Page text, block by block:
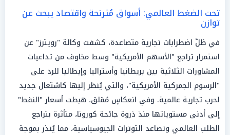
تحت الضغط العالمي: أسواق مُترنحة واقتصاد يبحث عن
توازن
في ظلّ اضطرابات تجارية متصاعدة، كشفت وكالة "رويترز" عن
استمرار تراجع "الأسهم الأمريكية" وسط مخاوف من تداعيات
المشاورات الثلاثية بين بريطانيا وأستراليا وإيطاليا للرد على
"الرسوم الجمركية الأمريكية"، والتي يُنظر إليها كاشتعال جديد
لحرب تجارية عالمية. وفي انعكاسٍ مُقلق، هبطت أسعار "النفط"
إلى أدنى مستوياتها منذ ذروة جائحة كورونا، متأثرة بتراجع
الطلب العالمي وتصاعد التوترات الجيوسياسية، مما يُنذر بموجة